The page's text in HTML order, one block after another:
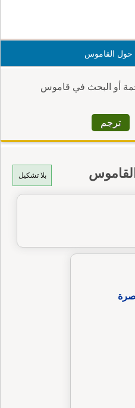
حول القاموس
أو البحث في قاموس
بلا تشكيل